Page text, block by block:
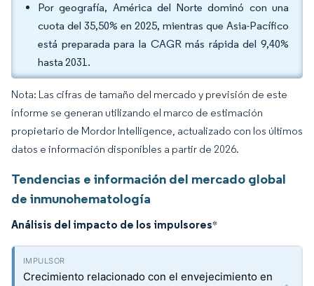
Por geografía, América del Norte dominó con una
cuota del 35,50% en 2025, mientras que Asia-Pacífico
está preparada para la CAGR más rápida del 9,40%
hasta 2031.
Nota: Las cifras de tamaño del mercado y previsión de este
informe se generan utilizando el marco de estimación
propietario de Mordor Intelligence, actualizado con los últimos
datos e información disponibles a partir de 2026.
Tendencias e información del mercado global
de inmunohematología
Análisis del impacto de los impulsores*
Crecimiento relacionado con el envejecimiento en